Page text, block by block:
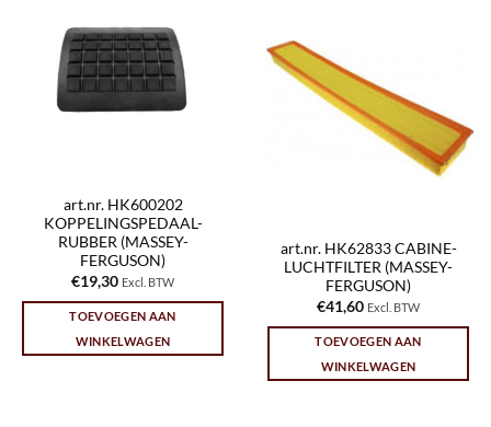
art.nr. HK600202
KOPPELINGSPEDAAL-
RUBBER (MASSEY-
FERGUSON)
€19,30 Excl. BTW
TOEVOEGEN AAN
WINKELWAGEN
art.nr. HK62833 CABINE-
LUCHTFILTER (MASSEY-
FERGUSON)
€41,60 Excl. BTW
TOEVOEGEN AAN
WINKELWAGEN